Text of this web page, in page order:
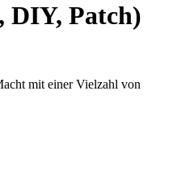
DIY, Patch)
mit einer Vielzahl von